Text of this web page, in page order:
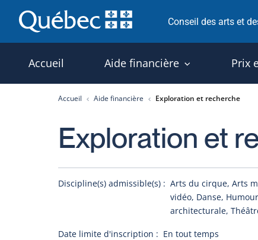
Passer
Conseil des arts et
Accueil Aide financière Prix
Accueil Aide financière Exploration et recherche
Exploration et
Discipline(s) admissible(s) : Arts du cirque, Arts
vidéo, Danse,
architecturale,
Date limite d'inscription : En tout temps